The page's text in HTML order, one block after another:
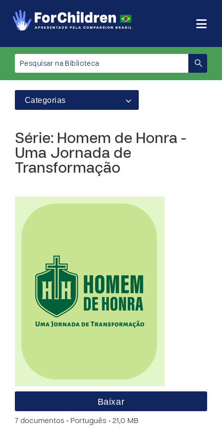
Categorias
Série: Homem de Honra -
Uma Jornada de
Transformação
Baixar
7 documentos • Português • 21,0 MB